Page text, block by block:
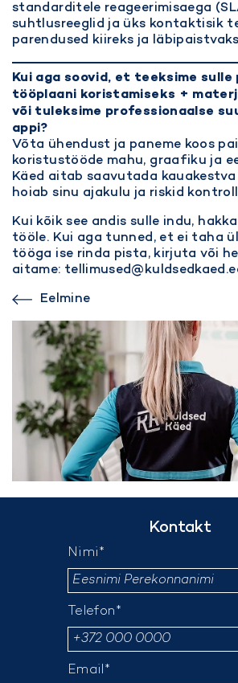
standarditele reageerimisaega
suhtlusreeglid ja üks kontaktisik
parendused kiireks ja
Kui aga soovid, et teeksime sulle
tööplaani koristamiseks +
või tuleksime professionaalse
appi?
Võta ühendust ja paneme koos
koristustööde mahu, graafiku ja
Käed aitab saavutada
hoiab sinu ajakulu ja riskid
Kui kõik see andis sulle indu,
tööle. Kui aga tunned, et ei taha
tööga ise rinda pista, kirjuta või
aitame:
Eelmine
Kontakt
Nimi*
Telefon*
Email*